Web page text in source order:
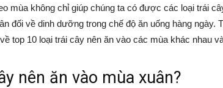
mùa không chỉ giúp chúng ta có được các loại trái
đối về dinh dưỡng trong chế độ ăn uống hàng ngày.
top 10 loại trái cây nên ăn vào các mùa khác nhau
nên ăn vào mùa xuân?